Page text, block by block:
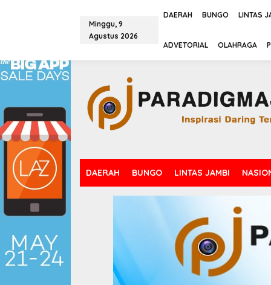
i
k
e
n
t
e
Minggu, 9
Agustus 2026
DAERAH BUNGO LINTAS
ADVETORIAL OLAHRAGA
DAERAH BUNGO LINTAS JAMBI